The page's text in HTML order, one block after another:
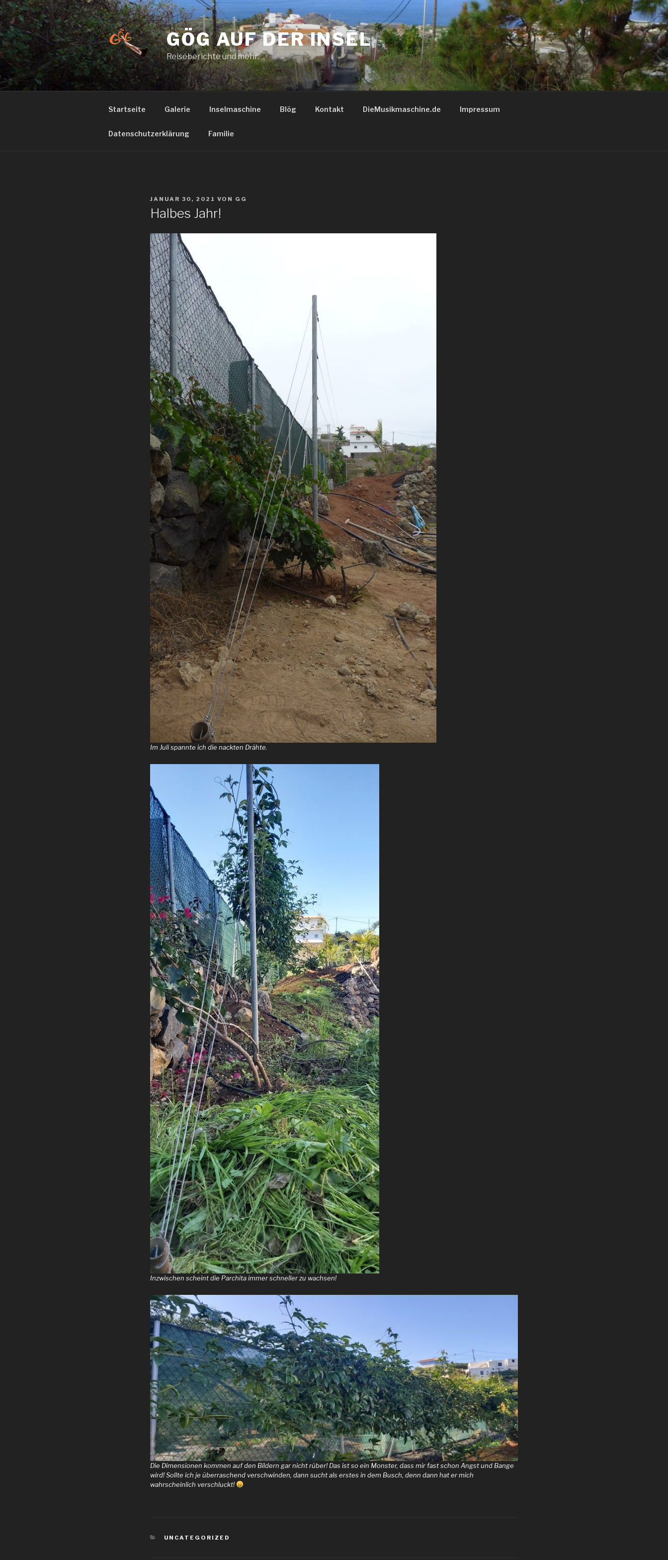
Zum
Inhalt
springen
GÖG AUF DER INSEL
Reiseberichte und mehr.
Startseite Galerie Inselmaschine Blög Kontakt DieMusikmaschine.de Impressum
Datenschutzerklärung Familie
VERÖFFENTLICHT
JANUAR 30, 2021 VON GG
Halbes Jahr!
Im Juli spannte ich die nackten Drähte.
Inzwischen scheint die Parchita immer schneller zu wachsen!
Die Dimensionen kommen auf den Bildern gar nicht rüber! Das ist so ein Monster, dass mir fast schon Angst und Bange
wird! Sollte ich je überraschend verschwinden, dann sucht als erstes in dem Busch, denn dann hat er mich
wahrscheinlich verschluckt!
KATEGORIEN
UNCATEGORIZED